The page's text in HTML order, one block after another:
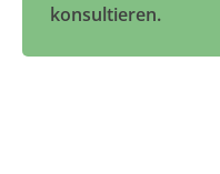
konsultieren.